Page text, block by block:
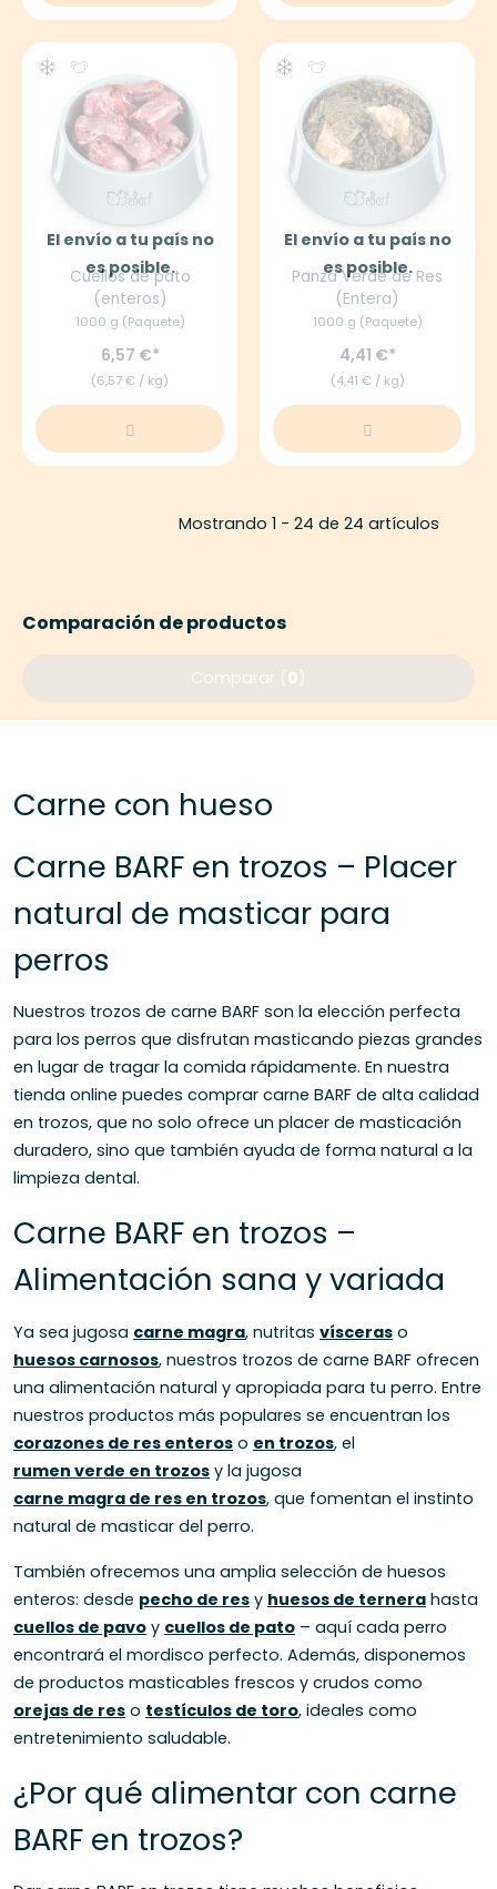
Comparación de productos
El envío a tu país no
es posible.
Cuellos de pato
(enteros)
1000 g (Paquete)
6,57 €
(6,57 € / kg)
El envío a tu país no
es posible.
Panza Verde de Res
(Entera)
1000 g (Paquete)
4,41 €
(4,41 € / kg)
Mostrando 1 - 24 de 24 artículos
Carne con hueso
Carne BARF en trozos – Placer
natural de masticar para
perros
Nuestros trozos de carne BARF son la elección perfecta
para los perros que disfrutan masticando piezas grandes
en lugar de tragar la comida rápidamente. En nuestra
tienda online puedes comprar carne BARF de alta calidad
en trozos, que no solo ofrece un placer de masticación
duradero, sino que también ayuda de forma natural a la
limpieza dental.
Carne BARF en trozos –
Alimentación sana y variada
Ya sea jugosa carne magra, nutritas vísceras o
huesos carnosos, nuestros trozos de carne BARF ofrecen
una alimentación natural y apropiada para tu perro. Entre
nuestros productos más populares se encuentran los
corazones de res enteros o en trozos, el
rumen verde en trozos y la jugosa
carne magra de res en trozos, que fomentan el instinto
natural de masticar del perro.
También ofrecemos una amplia selección de huesos
enteros: desde pecho de res y huesos de ternera hasta
cuellos de pavo y cuellos de pato – aquí cada perro
encontrará el mordisco perfecto. Además, disponemos
de productos masticables frescos y crudos como
orejas de res o testículos de toro, ideales como
entretenimiento saludable.
¿Por qué alimentar con carne
BARF en trozos?